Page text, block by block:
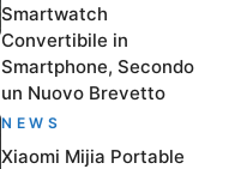
Smartwatch
Convertibile in
Smartphone, Secondo
un Nuovo Brevetto
NEWS
Xiaomi Mijia Portable